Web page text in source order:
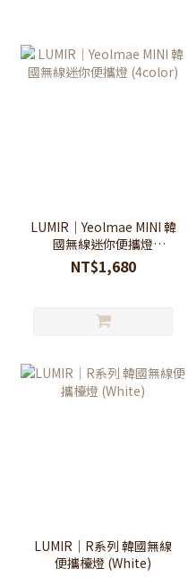
LUMIR｜Yeolmae MINI 韓
國無線迷你便攜燈
(4color)
NT$1,680
LUMIR｜R系列 韓國無線
便攜檯燈 (White)